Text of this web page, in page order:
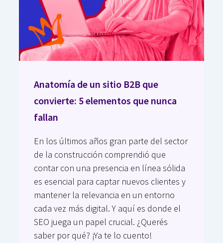
Anatomía de un sitio B2B que
convierte: 5 elementos que nunca
fallan
En los últimos años gran parte del sector
de la construcción comprendió que
contar con una presencia en línea sólida
es esencial para captar nuevos clientes y
mantener la relevancia en un entorno
cada vez más digital. Y aquí es donde el
SEO juega un papel crucial. ¿Querés
saber por qué? ¡Ya te lo cuento!